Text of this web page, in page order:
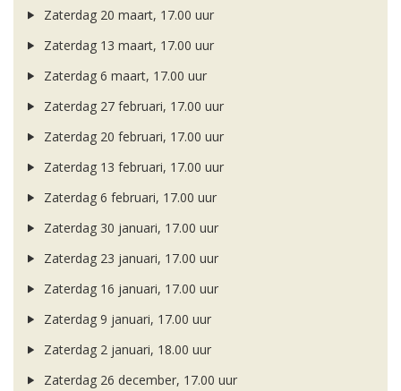
Zaterdag 20 maart, 17.00 uur
Zaterdag 13 maart, 17.00 uur
Zaterdag 6 maart, 17.00 uur
Zaterdag 27 februari, 17.00 uur
Zaterdag 20 februari, 17.00 uur
Zaterdag 13 februari, 17.00 uur
Zaterdag 6 februari, 17.00 uur
Zaterdag 30 januari, 17.00 uur
Zaterdag 23 januari, 17.00 uur
Zaterdag 16 januari, 17.00 uur
Zaterdag 9 januari, 17.00 uur
Zaterdag 2 januari, 18.00 uur
Zaterdag 26 december, 17.00 uur